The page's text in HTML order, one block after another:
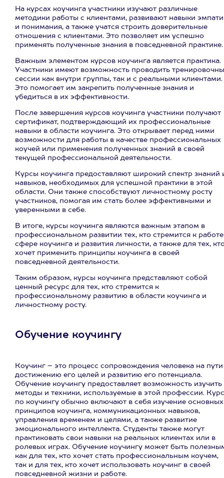
На курсах коучинга участники изучают различные
методики работы с клиентами, развивают навыки
и понимания, а также учатся строить доверительные
отношения с клиентами. Это позволяет им успешно
применять полученные знания в повседневной практике.
Важным элементом курсов коучинга является практика.
Участники имеют возможность проводить
сессии как внутри группы, так и с реальными клиентами.
Это помогает им закрепить полученные знания и
убедиться в их эффективности.
После завершения курсов коучинга участники получают
сертификат, подтверждающий их профессиональные
навыки в области коучинга. Это открывает перед ними
возможности для работы в качестве профессиональных
коучей или применения полученных знаний в своей
текущей профессиональной деятельности.
Курсы коучинга предоставляют широкий спектр знаний
навыков, необходимых для успешной практики в этой
области. Они также способствуют личностному росту
участников, помогая им стать более эффективными и
уверенными в себе.
В итоге, курсы коучинга являются важным этапом в
профессиональном развитии тех, кто стремится к
сфере коучинга и развития личности, а также для тех,
хочет применить принципы коучинга в своей
повседневной деятельности.
Таким образом, курсы коучинга представляют собой
ценный ресурс для тех, кто стремится к
профессиональному развитию в области коучинга и
личностному росту.
Обучение коучингу
Коучинг – это процесс сопровождения человека на пути
достижению его целей и развитию его потенциала.
Обучение коучингу предоставляет возможность изучить
методы и техники, используемые в этой профессии.
по коучингу обычно включают в себя изучение основных
принципов коучинга, коммуникационных навыков,
управления временем и целями, а также развитие
эмоционального интеллекта. Студенты также могут
практиковать свои навыки на реальных клиентах или в
ролевых играх. Обучение коучингу может быть
как для тех, кто хочет стать профессиональным коучем,
так и для тех, кто хочет использовать коучинг в своей
повседневной жизни и работе.